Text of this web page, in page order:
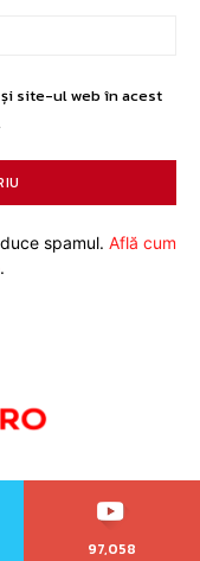
site-ul web în acest
spamul. Află cum
.
97,058